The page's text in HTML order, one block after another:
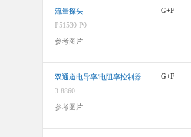
图像仅供参考，请参阅产品规格
流量探头
P51530-P0
参考图片
G+F
双通道电导率/电阻率控制器
3-8860
参考图片
G+F